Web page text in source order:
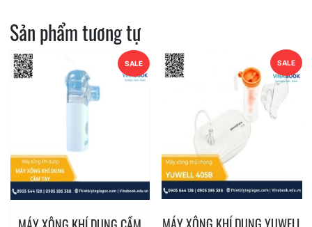
Sản phẩm tương tự
SALE SALE
MÁY XÔNG KHÍ DUNG YUWELL